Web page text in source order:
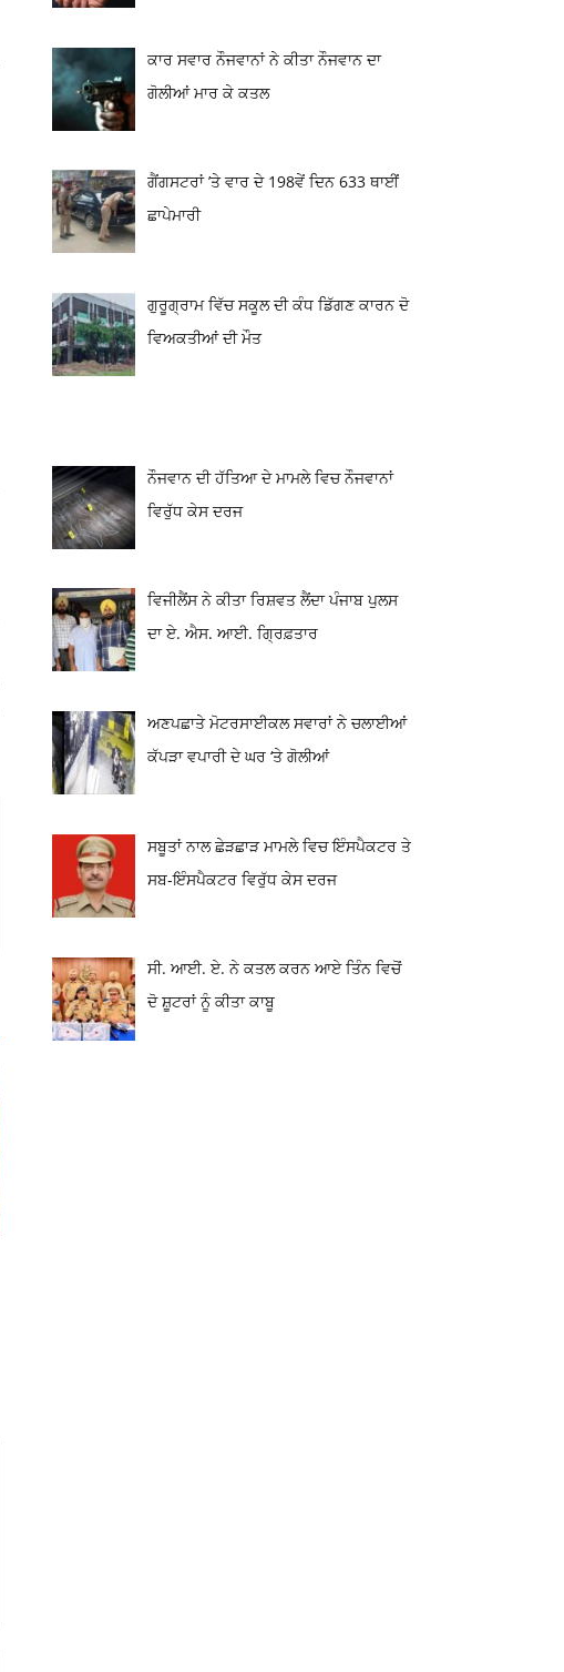
ਕਾਰ ਸਵਾਰ ਨੌਜਵਾਨਾਂ ਨੇ ਕੀਤਾ ਨੌਜਵਾਨ ਦਾ
ਗੋਲੀਆਂ ਮਾਰ ਕੇ ਕਤਲ
ਗੈਂਗਸਟਰਾਂ ’ਤੇ ਵਾਰ ਦੇ 198ਵੇਂ ਦਿਨ 633 ਥਾਈਂ
ਛਾਪੇਮਾਰੀ
ਗੁਰੂਗ੍ਰਾਮ ਵਿੱਚ ਸਕੂਲ ਦੀ ਕੰਧ ਡਿੱਗਣ ਕਾਰਨ ਦੋ
ਵਿਅਕਤੀਆਂ ਦੀ ਮੌਤ
ਨੌਜਵਾਨ ਦੀ ਹੱਤਿਆ ਦੇ ਮਾਮਲੇ ਵਿਚ ਨੌਜਵਾਨਾਂ
ਵਿਰੁੱਧ ਕੇਸ ਦਰਜ
ਵਿਜੀਲੈਂਸ ਨੇ ਕੀਤਾ ਰਿਸ਼ਵਤ ਲੈਂਦਾ ਪੰਜਾਬ ਪੁਲਸ
ਦਾ ਏ. ਐਸ. ਆਈ. ਗ੍ਰਿਫ਼ਤਾਰ
ਅਣਪਛਾਤੇ ਮੋਟਰਸਾਈਕਲ ਸਵਾਰਾਂ ਨੇ ਚਲਾਈਆਂ
ਕੱਪੜਾ ਵਪਾਰੀ ਦੇ ਘਰ ‘ਤੇ ਗੋਲੀਆਂ
ਸਬੂਤਾਂ ਨਾਲ ਛੇੜਛਾੜ ਮਾਮਲੇ ਵਿਚ ਇੰਸਪੈਕਟਰ ਤੇ
ਸਬ-ਇੰਸਪੈਕਟਰ ਵਿਰੁੱਧ ਕੇਸ ਦਰਜ
ਸੀ. ਆਈ. ਏ. ਨੇ ਕਤਲ ਕਰਨ ਆਏ ਤਿੰਨ ਵਿਚੋਂ
ਦੋ ਸ਼ੂਟਰਾਂ ਨੂੰ ਕੀਤਾ ਕਾਬੂ